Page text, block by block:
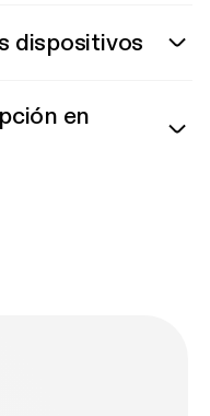
dispositivos
en